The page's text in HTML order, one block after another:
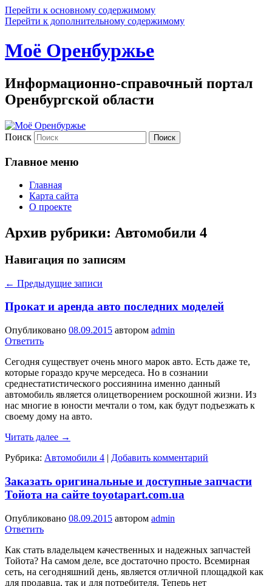
Перейти к основному содержимому
Перейти к дополнительному содержимому
Моё Оренбуржье
Информационно-справочный портал
Оренбургской области
Поиск
Главное меню
Главная
Карта сайта
О проекте
Архив рубрики: Автомобили 4
Навигация по записям
← Предыдущие записи
Прокат и аренда авто последних моделей
Опубликовано 08.09.2015 автором admin
Ответить
Сегодня существует очень много марок авто. Есть даже те,
которые гораздо круче мерседеса. Но в сознании
среднестатистического россиянина именно данный
автомобиль является олицетворением роскошной жизни. Из
нас многие в юности мечтали о том, как будут подъезжать к
своему дому на авто.
Читать далее →
Рубрика: Автомобили 4 | Добавить комментарий
Заказать оригинальные и доступные запчасти
Тойота на сайте toyotapart.com.ua
Опубликовано 08.09.2015 автором admin
Ответить
Как стать владельцем качественных и надежных запчастей
Тойота? На самом деле, все достаточно просто. Всемирная
сеть, на сегодняшний день, является отличной площадкой как
для продавца, так и для потребителя. Теперь нет